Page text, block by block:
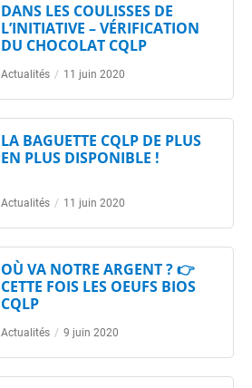
DANS LES COULISSES DE
L’INITIATIVE – VÉRIFICATION
DU CHOCOLAT CQLP
Actualités / 11 juin 2020
LA BAGUETTE CQLP DE PLUS
EN PLUS DISPONIBLE !
Actualités / 11 juin 2020
OÙ VA NOTRE ARGENT ? 👉
CETTE FOIS LES OEUFS BIOS
CQLP
Actualités / 9 juin 2020